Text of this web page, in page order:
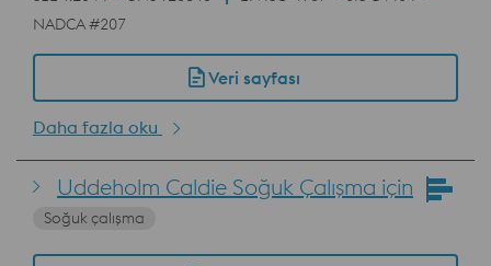
NADCA #207
Veri sayfası
Daha fazla oku
Uddeholm Caldie Soğuk Çalışma için
Soğuk çalışma